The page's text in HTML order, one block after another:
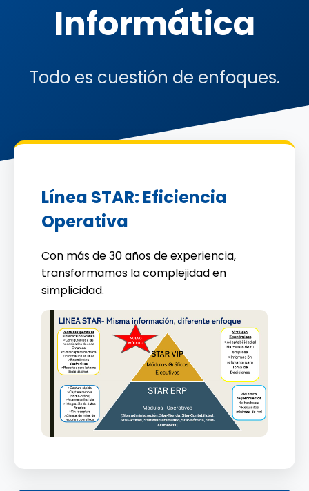
Informática
Todo es cuestión de enfoques.
Línea STAR: Eficiencia
Operativa
Con más de 30 años de experiencia,
transformamos la complejidad en
simplicidad.